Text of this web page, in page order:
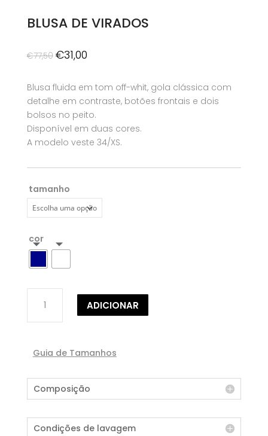
BLUSA DE VIRADOS
€77,50 O
original
era:
€77,50.
€31,00O
atual
é:
€31,00.
Blusa fluida em tom off-whit, gola clássica com
detalhe em contraste, botões frontais e dois
bolsos no peito.
Disponível em duas cores.
A modelo veste 34/XS.
tamanho
cor
Quantidade
BLUSA
VIRADOS
ADICIONAR
Guia de Tamanhos
Composição
Condições de lavagem